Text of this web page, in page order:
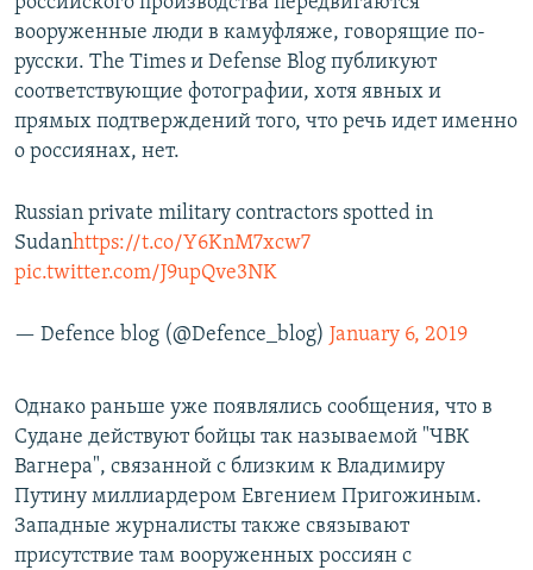
вооруженные люди в камуфляже, говорящие по-
русски. The Times и Defense Blog публикуют
соответствующие фотографии, хотя явных и
прямых подтверждений того, что речь идет именно
о россиянах, нет.
Russian private military contractors spotted in
Sudanhttps://t.co/Y6KnM7xcw7
pic.twitter.com/J9upQve3NK
— Defence blog (@Defence_blog) January 6, 2019
Однако раньше уже появлялись сообщения, что в
Судане действуют бойцы так называемой "ЧВК
Вагнера", связанной с близким к Владимиру
Путину миллиардером Евгением Пригожиным.
Западные журналисты также связывают
присутствие там вооруженных россиян с